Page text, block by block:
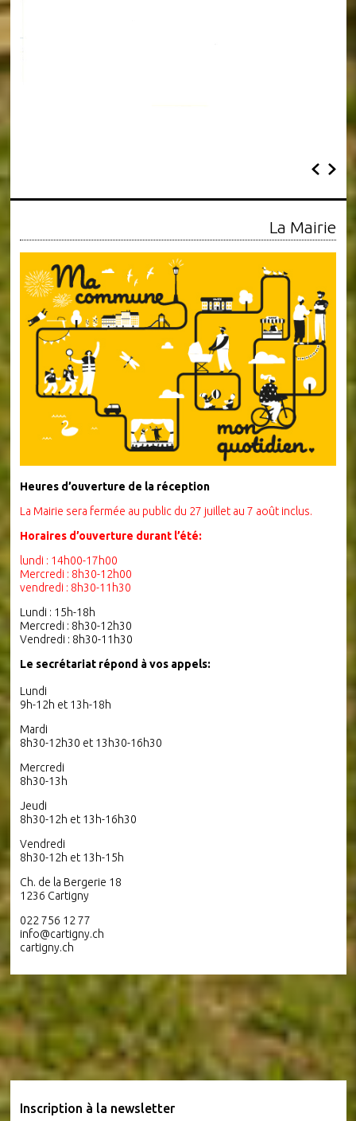
La Mairie
Heures d’ouverture de la réception
La Mairie sera fermée au public du 27 juillet au 7 août inclus.
Horaires d’ouverture durant l’été:
lundi : 14h00-17h00
Mercredi : 8h30-12h00
vendredi : 8h30-11h30
Lundi : 15h-18h
Mercredi : 8h30-12h30
Vendredi : 8h30-11h30
Le secrétariat répond à vos appels:
Lundi
9h-12h et 13h-18h
Mardi
8h30-12h30 et 13h30-16h30
Mercredi
8h30-13h
Jeudi
8h30-12h et 13h-16h30
Vendredi
8h30-12h et 13h-15h
Ch. de la Bergerie 18
1236 Cartigny
022 756 12 77
info@cartigny.ch
cartigny.ch
Inscription à la newsletter